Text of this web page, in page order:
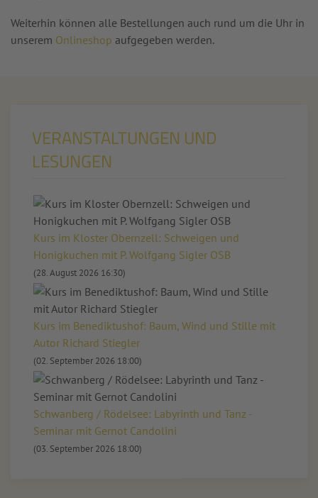
Weiterhin können alle Bestellungen auch rund um die Uhr in
unserem Onlineshop aufgegeben werden.
VERANSTALTUNGEN UND
LESUNGEN
Kurs im Kloster Obernzell: Schweigen und
Honigkuchen mit P. Wolfgang Sigler OSB
(28. August 2026 16:30)
Kurs im Benediktushof: Baum, Wind und Stille mit
Autor Richard Stiegler
(02. September 2026 18:00)
Schwanberg / Rödelsee: Labyrinth und Tanz -
Seminar mit Gernot Candolini
(03. September 2026 18:00)